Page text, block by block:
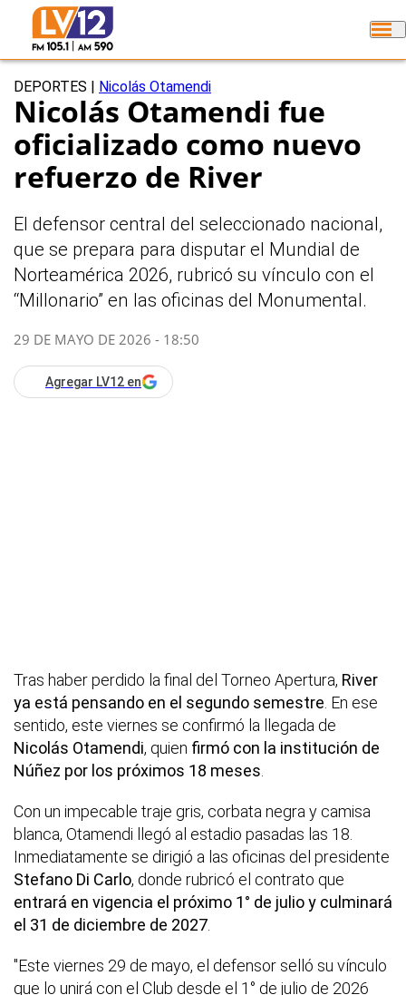
DEPORTES Nicolás Otamendi
Nicolás Otamendi fue
oficializado como nuevo
refuerzo de River
El defensor central del seleccionado nacional,
que se prepara para disputar el Mundial de
Norteamérica 2026, rubricó su vínculo con el
“Millonario” en las oficinas del Monumental.
29 DE MAYO DE 2026 - 18:50
Agregar LV12 en
Tras haber perdido la final del Torneo Apertura, River
ya está pensando en el segundo semestre . En ese
sentido, este viernes se confirmó la llegada de
Nicolás Otamendi, quien firmó con la institución de
Núñez por los próximos 18 meses
Con un impecable traje gris, corbata negra y camisa
blanca, Otamendi llegó al estadio pasadas las 18.
Inmediatamente se dirigió a las oficinas del presidente
Stefano Di Carlo, donde rubricó el contrato que
entrará en vigencia el próximo 1° de julio y culminará
el 31 de diciembre de 2027
"Este viernes 29 de mayo, el defensor selló su vínculo
que lo unirá con el Club desde el 1° de julio de 2026